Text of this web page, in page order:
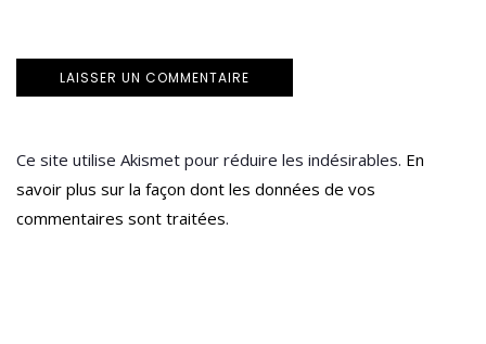
Ce site utilise Akismet pour réduire les indésirables. En
savoir plus sur la façon dont les données de vos
commentaires sont traitées.